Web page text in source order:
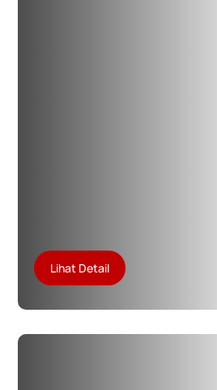
Lihat Detail